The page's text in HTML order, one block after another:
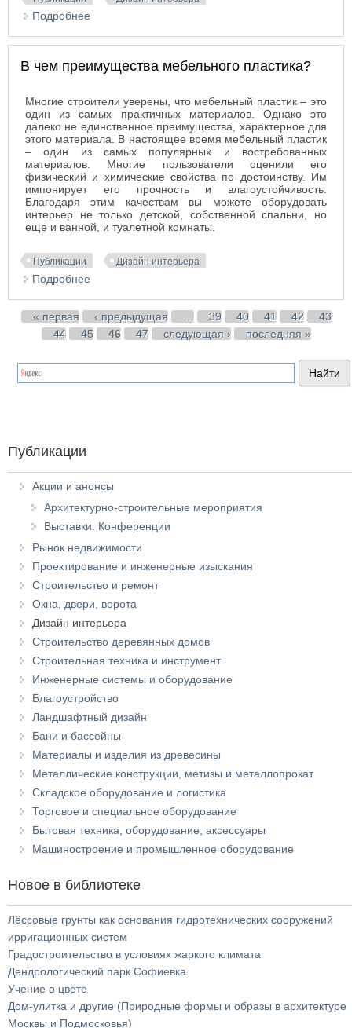
Подробнее
В чем преимущества мебельного пластика?
Многие строители уверены, что мебельный пластик – это
один из самых практичных материалов. Однако это
далеко не единственное преимущества, характерное для
этого материала. В настоящее время мебельный пластик
– один из самых популярных и востребованных
материалов. Многие пользователи оценили его
физический и химические свойства по достоинству. Им
импонирует его прочность и влагоустойчивость.
Благодаря этим качествам вы можете оборудовать
интерьер не только детской, собственной спальни, но
еще и ванной, и туалетной комнаты.
Публикации Дизайн интерьера
Подробнее
Страницы
« первая ‹ предыдущая 39 40 41 42
43
44
45 46 47 следующая › последняя »
Публикации
Акции и анонсы
Архитектурно-строительные мероприятия
Выставки. Конференции
Рынок недвижимости
Проектирование и инженерные изыскания
Строительство и ремонт
Окна, двери, ворота
Дизайн интерьера
Строительство деревянных домов
Строительная техника и инструмент
Инженерные системы и оборудование
Благоустройство
Ландшафтный дизайн
Бани и бассейны
Материалы и изделия из древесины
Металлические конструкции, метизы и металлопрокат
Складское оборудование и логистика
Торговое и специальное оборудование
Бытовая техника, оборудование, аксессуары
Машиностроение и промышленное оборудование
Новое в библиотеке
Лёссовые грунты как основания гидротехнических сооружений
ирригационных систем
Градостроительство в условиях жаркого климата
Дендрологический парк Софиевка
Учение о цвете
Дом-улитка и другие (Природные формы и образы в архитектуре
Москвы и Подмосковья)